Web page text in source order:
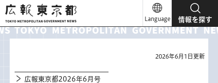
広報東京都
Language 情報を探す
2026年6月1日更新
広報東京都2026年6月号